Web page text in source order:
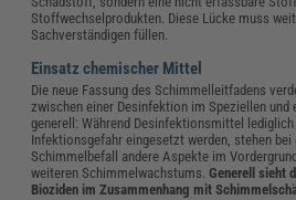
Stoffwechselprodukten. Diese Lücke muss
Sachverständigen füllen.
Einsatz chemischer Mittel
Die neue Fassung des Schimmelleitfadens
zwischen einer Desinfektion im Speziellen und
generell: Während Desinfektionsmittel
Infektionsgefahr eingesetzt werden, stehen
Schimmelbefall andere Aspekte im
weiteren Schimmelwachstums.Generell sieht
Bioziden im Zusammenhang mit